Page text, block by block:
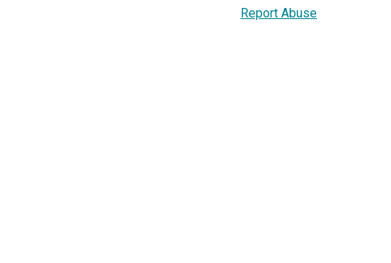
Report Abuse